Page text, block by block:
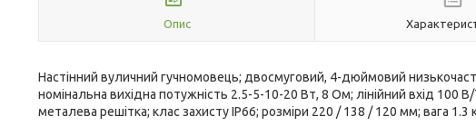
Опис
Настінний вуличний гучномовець; двосмуговий, 4-дюймовий
номінальна вихідна потужність 2.5-5-10-20 Вт, 8 Ом; лінійний вхід 100
металева решітка; клас захисту IP66; розміри 220 / 138 / 120 мм; вага